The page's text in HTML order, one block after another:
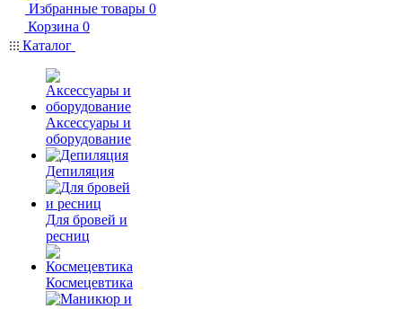
Избранные товары 0
Корзина 0
Каталог
Аксессуары и
оборудование
Депиляция
Для бровей и
ресниц
Космецевтика